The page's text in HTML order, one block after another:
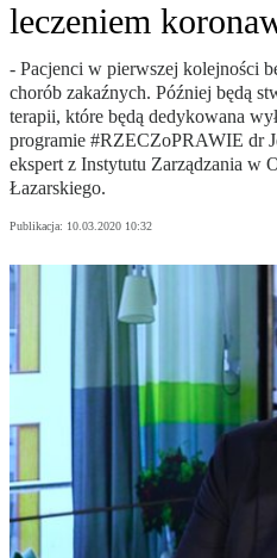
leczeniem
- Pacjenci w pierwszej kolejności
chorób zakaźnych. Później będą
terapii, które będą dedykowana
programie #RZECZoPRAWIE dr
ekspert z Instytutu Zarządzania w
Łazarskiego.
Publikacja: 10.03.2020 10:32